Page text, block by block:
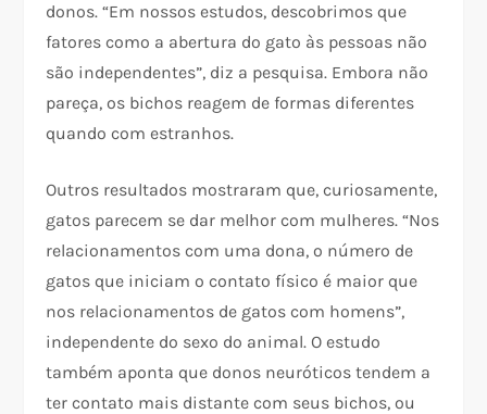
donos. “Em nossos estudos, descobrimos que
fatores como a abertura do gato às pessoas não
são independentes”, diz a pesquisa. Embora não
pareça, os bichos reagem de formas diferentes
quando com estranhos.
Outros resultados mostraram que, curiosamente,
gatos parecem se dar melhor com mulheres. “Nos
relacionamentos com uma dona, o número de
gatos que iniciam o contato físico é maior que
nos relacionamentos de gatos com homens”,
independente do sexo do animal. O estudo
também aponta que donos neuróticos tendem a
ter contato mais distante com seus bichos, ou